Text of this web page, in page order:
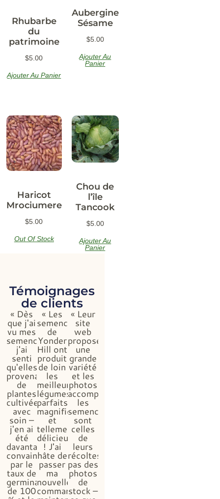
Rhubarbe
du
patrimoine
$5.00
Ajouter Au Panier
Aubergine
Sésame
$5.00
Ajouter Au
Panier
Haricot
Mrociumere
$5.00
Out Of Stock
Chou de
l’île
Tancook
$5.00
Ajouter Au
Panier
Témoignages
de clients
« Dès
que j'ai
vu mes
semences,
j'ai
senti
qu'elles
provenaient
de
plantes
cultivées
avec
soin –
j'en ai
été
davantage
convaincue
par le
taux de
germination
de 100
« Les
semences
de
Yonder
Hill ont
produit
de loin
les
meilleurs
légumes,
parfaits,
magnifiques
et
tellement
délicieux
! J'ai
hâte de
passer
ma
nouvelle
commande,
« Leur
site
web
propose
une
grande
variété
et les
photos
accompagnant
les
semences
sont
celles
de
leurs
récoltes,
pas des
photos
de
stock –